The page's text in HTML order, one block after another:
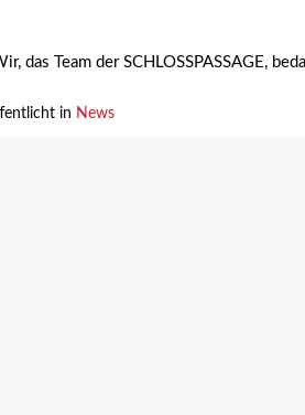
das Team der SCHLOSSPASSAGE,
in News